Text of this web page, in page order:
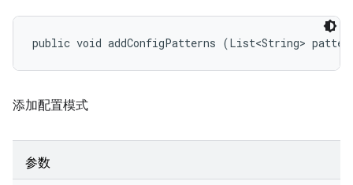
public void addConfigPatterns (List<String>
添加配置模式
参数